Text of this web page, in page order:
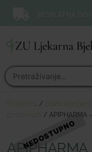
/
/ APIPHARMA